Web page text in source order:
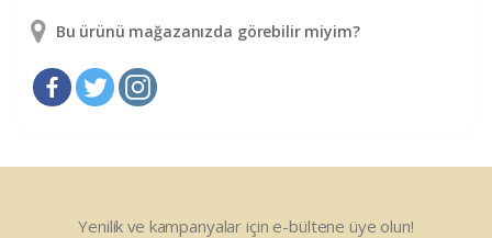
Bu ürünü mağazanızda görebilir miyim?
Yenilik ve kampanyalar için e-bültene üye olun!